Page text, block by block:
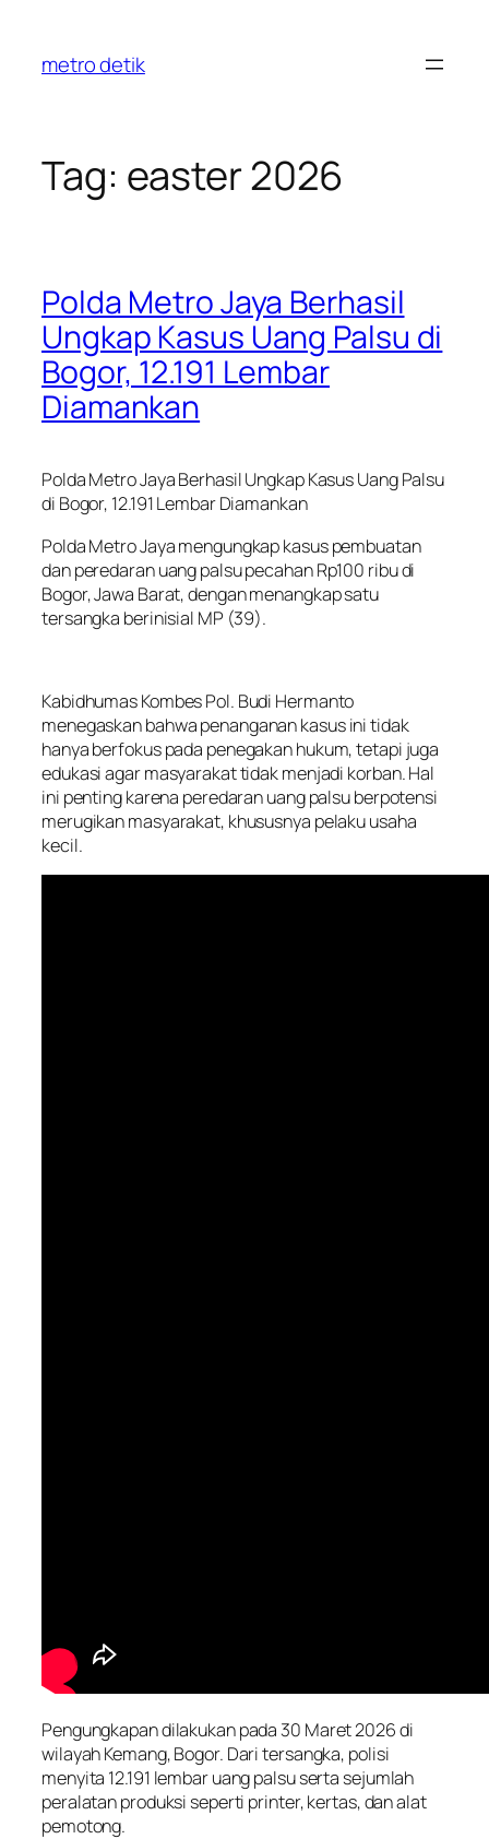
content
metro detik
Tag: easter 2026
Polda Metro Jaya Berhasil
Ungkap Kasus Uang Palsu di
Bogor, 12.191 Lembar
Diamankan
Polda Metro Jaya Berhasil Ungkap Kasus Uang Palsu
di Bogor, 12.191 Lembar Diamankan
Polda Metro Jaya mengungkap kasus pembuatan
dan peredaran uang palsu pecahan Rp100 ribu di
Bogor, Jawa Barat, dengan menangkap satu
tersangka berinisial MP (39).
Kabidhumas Kombes Pol. Budi Hermanto
menegaskan bahwa penanganan kasus ini tidak
hanya berfokus pada penegakan hukum, tetapi juga
edukasi agar masyarakat tidak menjadi korban. Hal
ini penting karena peredaran uang palsu berpotensi
merugikan masyarakat, khususnya pelaku usaha
kecil.
Pengungkapan dilakukan pada 30 Maret 2026 di
wilayah Kemang, Bogor. Dari tersangka, polisi
menyita 12.191 lembar uang palsu serta sejumlah
peralatan produksi seperti printer, kertas, dan alat
pemotong.